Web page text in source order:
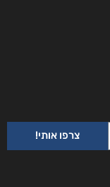
צרפו אותי!